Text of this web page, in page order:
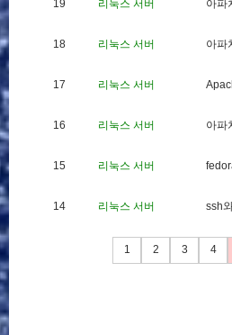
19 리눅스 서버 아파
18 리눅스 서버 아파
17 리눅스 서버 Apac
16 리눅스 서버 아파
15 리눅스 서버 fedor
14 리눅스 서버 ssh
1 2 3 4